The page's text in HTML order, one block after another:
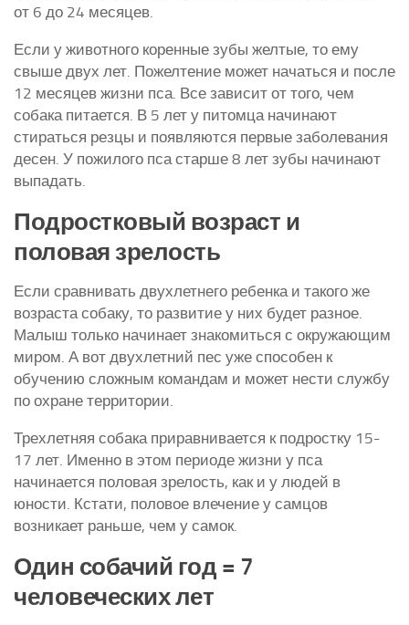
от 6 до 24 месяцев.
Если у животного коренные зубы желтые, то ему
свыше двух лет. Пожелтение может начаться и после
12 месяцев жизни пса. Все зависит от того, чем
собака питается. В 5 лет у питомца начинают
стираться резцы и появляются первые заболевания
десен. У пожилого пса старше 8 лет зубы начинают
выпадать.
Подростковый возраст и
половая зрелость
Если сравнивать двухлетнего ребенка и такого же
возраста собаку, то развитие у них будет разное.
Малыш только начинает знакомиться с окружающим
миром. А вот двухлетний пес уже способен к
обучению сложным командам и может нести службу
по охране территории.
Трехлетняя собака приравнивается к подростку 15-
17 лет. Именно в этом периоде жизни у пса
начинается половая зрелость, как и у людей в
юности. Кстати, половое влечение у самцов
возникает раньше, чем у самок.
Один собачий год = 7
человеческих лет